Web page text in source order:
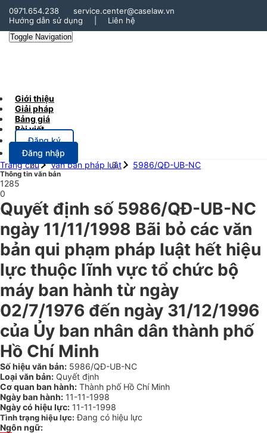
0971.654.238
service.center@caselaw.vn
Hướng dẫn sử dụng
Liên hệ
Toggle Navigation
Giới thiệu
Giải pháp
Bảng giá
Bài viết
Đăng ký
Đăng nhập
Trang chủ
Văn bản pháp luật 5986/QĐ-UB-NC
Thông tin văn bản
1285
0
Quyết định số 5986/QĐ-UB-NC
ngày 11/11/1998 Bãi bỏ các văn
bản qui phạm pháp luật hết hiệu
lực thuộc lĩnh vực tổ chức bộ
máy ban hành từ ngày
02/7/1976 đến ngày 31/12/1996
của Ủy ban nhân dân thành phố
Hồ Chí Minh
Số hiệu văn bản: 5986/QĐ-UB-NC
Loại văn bản: Quyết định
Cơ quan ban hành: Thành phố Hồ Chí Minh
Ngày ban hành: 11-11-1998
Ngày có hiệu lực: 11-11-1998
Tình trạng hiệu lực: Đang có hiệu lực
Ngôn ngữ: